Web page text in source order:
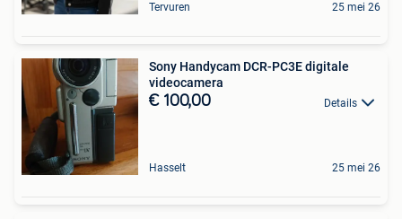
Tervuren 25 mei 26
Sony Handycam DCR-PC3E digitale
videocamera
€ 100,00 Details
Hasselt 25 mei 26